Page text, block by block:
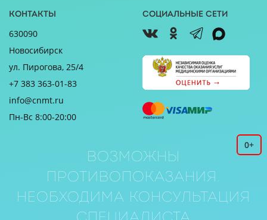
Контакты
630090
Новосибирск
ул. Пирогова, 25/4
+7 383 363-01-83
info@cnmt.ru
Пн-Вс 8:00-20:00
Социальные сети
0+
Возможны
противопоказания.
Необходима консультация